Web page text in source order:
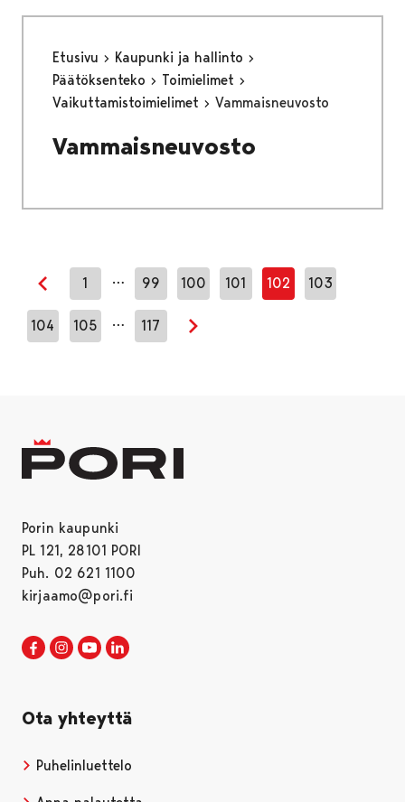
Etusivu
Kaupunki ja hallinto
Päätöksenteko
Toimielimet
Vaikuttamistoimielimet
Vammaisneuvosto
Vammaisneuvosto
Edellinen sivu
1 … 99 100 101 102 103
104 105 … 117
Seuraava sivu
Porin kaupunki
PL 121, 28101 PORI
Puh. 02 621 1100
kirjaamo@pori.fi
Porin kaupunki Facebookissa
Avautuu uudessa välilehdessä
Porin kaupunki Instagramissa
Avautuu uudessa välilehdessä
Porin kaupunki Youtubessa
Avautuu uudessa välilehdessä
Ota yhteyttä
Puhelinluettelo